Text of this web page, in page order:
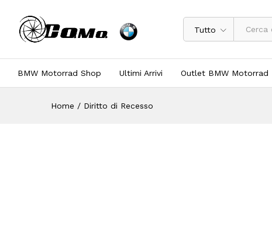
Tutto
BMW Motorrad Shop Ultimi Arrivi Outlet BMW Motorrad
Home / Diritto di Recesso